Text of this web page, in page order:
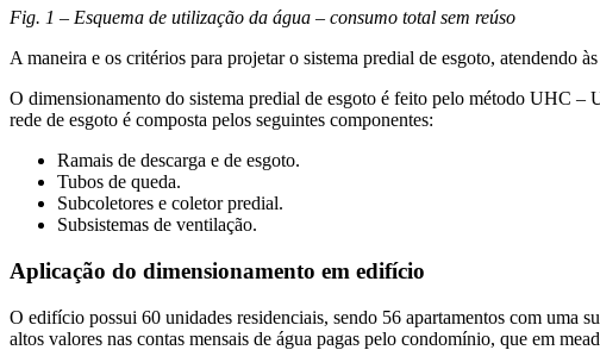
Fig. 1 – Esquema de utilização da água – consumo total sem reúso
A maneira e os critérios para projetar o sistema predial de esgoto, atendendo
O dimensionamento do sistema predial de esgoto é feito pelo método UHC –
rede de esgoto é composta pelos seguintes componentes:
Ramais de descarga e de esgoto.
Tubos de queda.
Subcoletores e coletor predial.
Subsistemas de ventilação.
Aplicação do dimensionamento em edifício
O edifício possui 60 unidades residenciais, sendo 56 apartamentos com uma
altos valores nas contas mensais de água pagas pelo condomínio, que em